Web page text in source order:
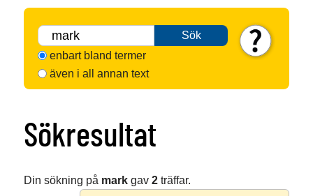
Sök
enbart bland termer
även i all annan text
Sökresultat
Din sökning på markgav 2träffar.